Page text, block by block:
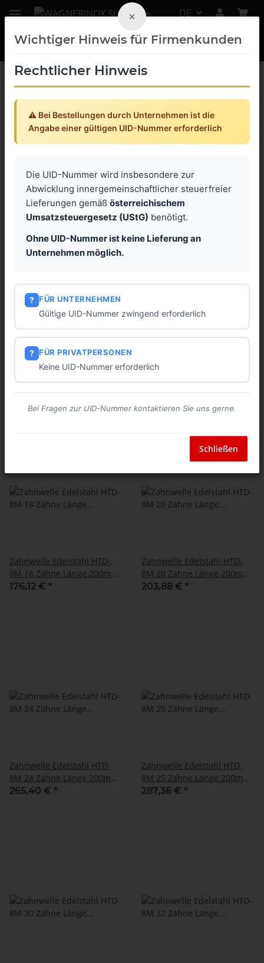
DE
Zahnwellen Edelstahl
Zahnwellen Edelstahl HTD-8M
1.4305
Artikel 1 - 10 von 10
Zahnwelle Edelstahl HTD-
1.4305
136,52 €*
8M 16 Zähne Länge 200mm
1.4305
151,16 €*
Zahnwelle Edelstahl HTD-
8M 18 Zähne Länge 200mm
1.4305
176,12 € *
Zahnwelle Edelstahl HTD-
8M 20 Zähne Länge 200mm
1.4305
203,88 € *
Zahnwelle Edelstahl HTD-
8M 24 Zähne Länge 200mm
1.4305
265,40 € *
Zahnwelle Edelstahl HTD-
8M 25 Zähne Länge 200mm
1.4305
287,36 € *
Wichtiger Hinweis für Firmenkunden
×
Rechtlicher Hinweis
⚠️ Bei Bestellungen durch Unternehmen ist die
Angabe einer gültigen UID-Nummer erforderlich
Die UID-Nummer wird insbesondere zur
Abwicklung innergemeinschaftlicher steuerfreier
Lieferungen gemäß österreichischem
Umsatzsteuergesetz (UStG) benötigt.
Ohne UID-Nummer ist keine Lieferung an
Unternehmen möglich.
? FÜR UNTERNEHMEN
Gültige UID-Nummer zwingend erforderlich
? FÜR PRIVATPERSONEN
Keine UID-Nummer erforderlich
Bei Fragen zur UID-Nummer kontaktieren Sie uns gerne.
Schließen